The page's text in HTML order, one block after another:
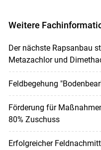
Weitere
Der nächste Rapsanbau
Metazachlor und
Feldbegehung
Förderung für
80% Zuschuss
Erfolgreicher